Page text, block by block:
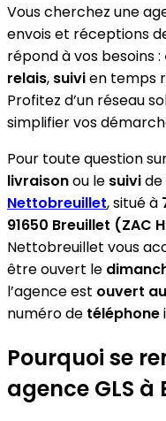
Vous cherchez une
envois et réceptions
répond à vos besoins :
relais, suivien temps
Profitez d’un réseau
simplifier vos
Pour toute question
livraisonou le suivide
Nettobreuillet, situé à
91650 Breuillet (ZAC
Nettobreuillet vous
être ouvert le
l’agence est ouvert
numéro de téléphone
Pourquoi se
agence GLS à